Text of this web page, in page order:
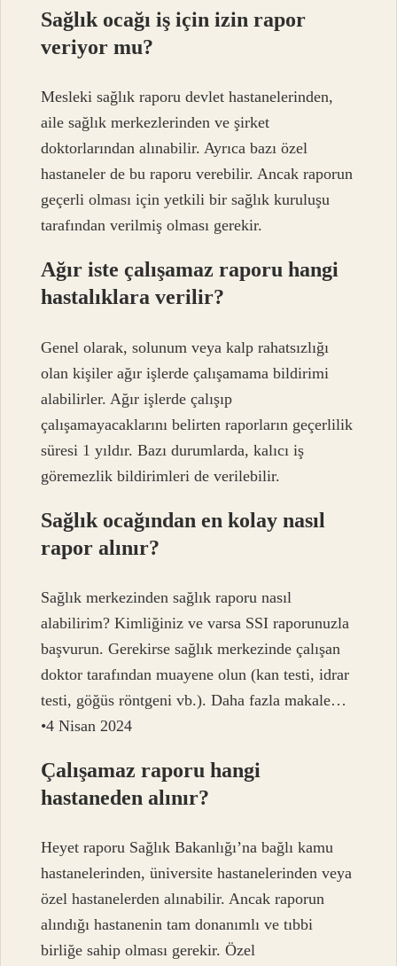
Sağlık ocağı iş için izin rapor
veriyor mu?
Mesleki sağlık raporu devlet hastanelerinden,
aile sağlık merkezlerinden ve şirket
doktorlarından alınabilir. Ayrıca bazı özel
hastaneler de bu raporu verebilir. Ancak raporun
geçerli olması için yetkili bir sağlık kuruluşu
tarafından verilmiş olması gerekir.
Ağır iste çalışamaz raporu hangi
hastalıklara verilir?
Genel olarak, solunum veya kalp rahatsızlığı
olan kişiler ağır işlerde çalışamama bildirimi
alabilirler. Ağır işlerde çalışıp
çalışamayacaklarını belirten raporların geçerlilik
süresi 1 yıldır. Bazı durumlarda, kalıcı iş
göremezlik bildirimleri de verilebilir.
Sağlık ocağından en kolay nasıl
rapor alınır?
Sağlık merkezinden sağlık raporu nasıl
alabilirim? Kimliğiniz ve varsa SSI raporunuzla
başvurun. Gerekirse sağlık merkezinde çalışan
doktor tarafından muayene olun (kan testi, idrar
testi, göğüs röntgeni vb.). Daha fazla makale…
•4 Nisan 2024
Çalışamaz raporu hangi
hastaneden alınır?
Heyet raporu Sağlık Bakanlığı’na bağlı kamu
hastanelerinden, üniversite hastanelerinden veya
özel hastanelerden alınabilir. Ancak raporun
alındığı hastanenin tam donanımlı ve tıbbi
birliğe sahip olması gerekir. Özel